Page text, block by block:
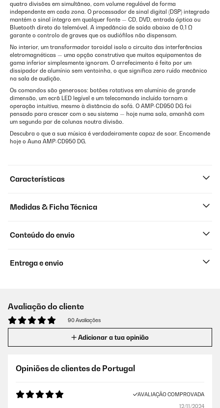
quatro divisões em simultâneo, com volume regulável de forma
independente em cada zona. O processador de sinal digital (DSP) integrado
mantém o sinal íntegro em qualquer fonte — CD, DVD, entrada óptica ou
Bluetooth direto do telemóvel. A impedância de saída abaixo de 0,1 Ω
garante o controlo de graves que os audiófilos não dispensam.
No interior, um transformador toroidal isola o circuito das interferências
eletromagnéticas — uma opção construtiva que muitos equipamentos de
gama inferior simplesmente ignoram. O arrefecimento é feito por um
dissipador de alumínio sem ventoinha, o que significa zero ruído mecânico
na sala de audição.
Os comandos são generosos: botões rotativos em alumínio de grande
dimensão, um ecrã LED legível e um telecomando incluído tornam a
operação intuitiva, mesmo à distância do sofá. O AMP-CD950 DG foi
pensado para crescer com o seu sistema — hoje numa sala, amanhã com
um segundo par de colunas noutra divisão.
Descubra o que a sua música é verdadeiramente capaz de soar. Encomende
hoje o Auna AMP-CD950 DG.
Características
Medidas & Ficha Técnica
Conteúdo do envio
Entrega e envio
Avaliação do cliente
90 Avaliações
Adicionar a tua opinião
Opiniões de clientes de Portugal
AVALIAÇÃO COMPROVADA
12/11/2024